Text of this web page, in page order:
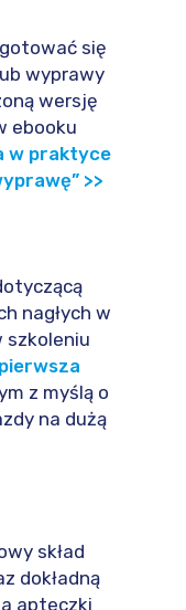
się
wyprawy
wersję
ebooku
w praktyce
>>
nagłych w
szkoleniu
z myślą o
na dużą
skład
dokładną
apteczki